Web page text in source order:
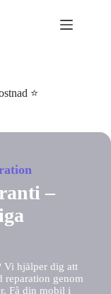
⭐
–
Vi hjälper dig att
reparation genom
Få din mobil i